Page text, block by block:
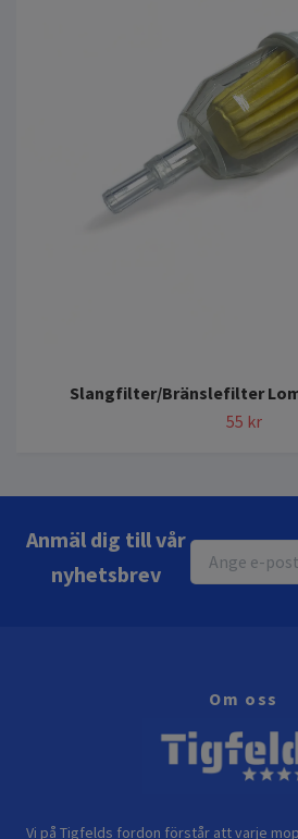
Slangfilter/Bränslefilter
55 kr
Anmäl dig till vår
nyhetsbrev
Om oss
Vi på Tigfelds fordon förstår att varje